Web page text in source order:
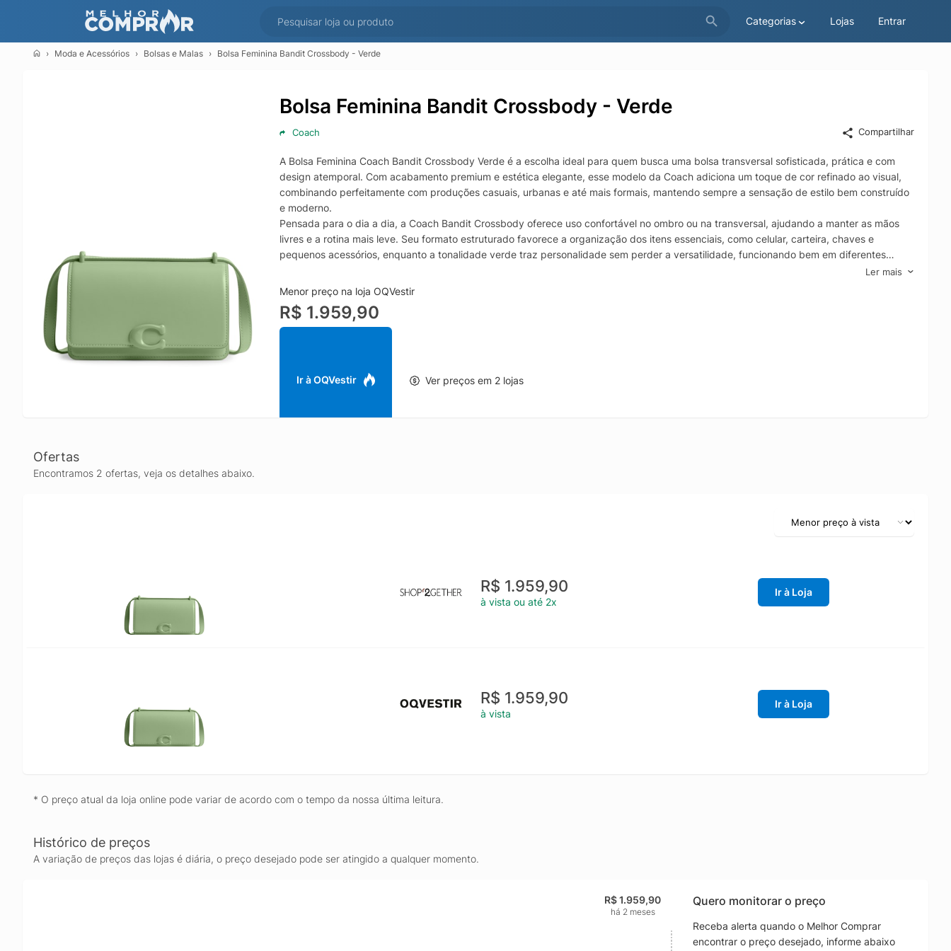
Categorias Lojas Entrar
Moda e Acessórios Bolsas e Malas Bolsa Feminina Bandit Crossbody - Verde
Bolsa Feminina Bandit Crossbody - Verde
Coach Compartilhar
A Bolsa Feminina Coach Bandit Crossbody Verde é a escolha ideal para quem busca uma bolsa transversal sofisticada, prática e com
design atemporal. Com acabamento premium e estética elegante, esse modelo da Coach adiciona um toque de cor refinado ao visual,
combinando perfeitamente com produções casuais, urbanas e até mais formais, mantendo sempre a sensação de estilo bem construído
e moderno.
Pensada para o dia a dia, a Coach Bandit Crossbody oferece uso confortável no ombro ou na transversal, ajudando a manter as mãos
livres e a rotina mais leve. Seu formato estruturado favorece a organização dos itens essenciais, como celular, carteira, chaves e
pequenos acessórios, enquanto a tonalidade verde traz personalidade sem perder a versatilidade, funcionando bem em diferentes
Se você procura uma bolsa feminina crossbody verde que una autenticidade, durabilidade e assinatura de marca reconhecida, a Bolsa
Coach Bandit Crossbody é uma excelente opção para compor um guarda-roupa inteligente. Ideal para quem valoriza detalhes,
qualidade de materiais e um visual elegante, ela se destaca como um acessório versátil para ir do trabalho ao passeio com praticidade e
charme.
Ler mais
Menor preço na loja OQVestir
R$ 1.959,90
Ir à OQVestir Ver preços em 2 lojas
Ofertas
Encontramos 2 ofertas, veja os detalhes abaixo.
R$ 1.959,90
à vista ou até 2x
Ir à Loja
R$ 1.959,90
à vista
Ir à Loja
* O preço atual da loja online pode variar de acordo com o tempo da nossa última leitura.
Histórico de preços
A variação de preços das lojas é diária, o preço desejado pode ser atingido a qualquer momento.
R$ 1.959,90
há 2 meses
Quero monitorar o preço
Receba alerta quando o Melhor Comprar
encontrar o preço desejado, informe abaixo